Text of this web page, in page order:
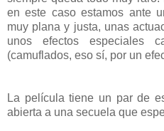
en este caso estamos ante
muy plana y justa, unas
unos efectos especiales
(camuflados, eso sí, por un
La película tiene un par de
abierta a una secuela que